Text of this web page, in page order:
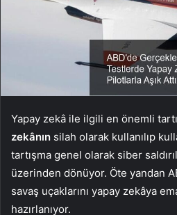
Yapay zekâ ile ilgili en önemli
zekânın silah olarak kullanılıp
tartışma genel olarak siber
üzerinden dönüyor. Öte yandan
savaş uçaklarını yapay zekâya
hazırlanıyor.